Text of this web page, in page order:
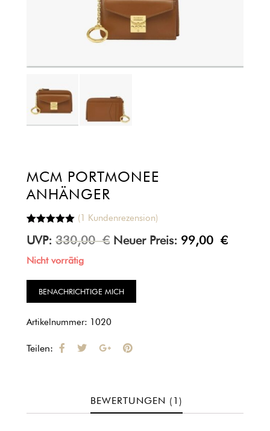
MCM PORTMONEE
ANHÄNGER
5.00 von 5,
auf
Kundenbewertung
(1 Kundenrezension)
UVP: 330,00€ Neuer Preis: 99,00 €
Nicht vorrätig
Artikelnummer: 1020
Teilen:
BEWERTUNGEN (1)